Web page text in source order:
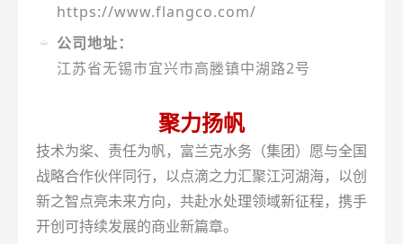
https://www.flangco.com/
公司地址：
江苏省无锡市宜兴市高塍镇中湖路2号
聚力扬帆
技术为桨、责任为帆，富兰克水务（集团）愿与全国
战略合作伙伴同行，以点滴之力汇聚江河湖海，以创
新之智点亮未来方向，共赴水处理领域新征程，携手
开创可持续发展的商业新篇章。